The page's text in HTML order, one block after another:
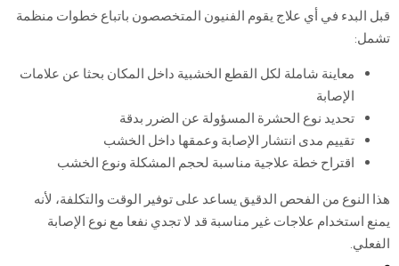
قبل البدء في أي علاج يقوم الفنيون المتخصصون باتباع خطوات منظمة
تشمل:
معاينة شاملة لكل القطع الخشبية داخل المكان بحثا عن علامات
الإصابة
تحديد نوع الحشرة المسؤولة عن الضرر بدقة
تقييم مدى انتشار الإصابة وعمقها داخل الخشب
اقتراح خطة علاجية مناسبة لحجم المشكلة ونوع الخشب
هذا النوع من الفحص الدقيق يساعد على توفير الوقت والتكلفة، لأنه
يمنع استخدام علاجات غير مناسبة قد لا تجدي نفعا مع نوع الإصابة
الفعلي.